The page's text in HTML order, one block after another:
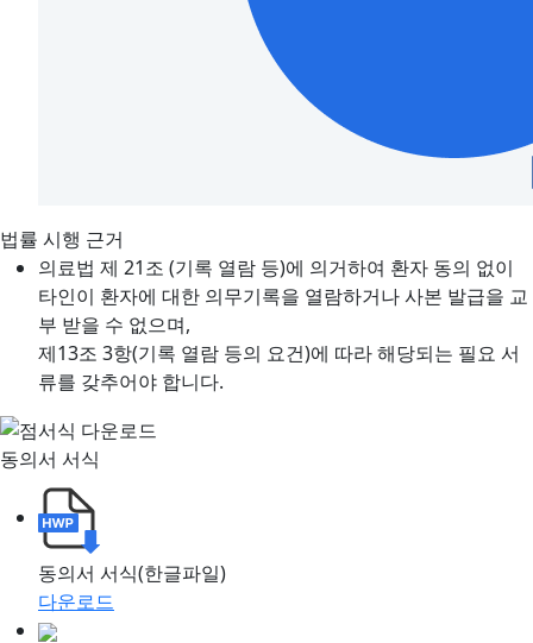
법률 시행 근거
의료법 제 21조 (기록 열람 등)에 의거하여 환자 동의 없이
타인이 환자에 대한 의무기록을 열람하거나 사본 발급을 교
부 받을 수 없으며,
제13조 3항(기록 열람 등의 요건)에 따라 해당되는 필요 서
류를 갖추어야 합니다.
서식 다운로드
동의서 서식
동의서 서식(한글파일)
다운로드